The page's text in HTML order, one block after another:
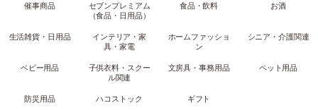
催事商品
セブンプレミアム
（食品・日用品）
食品・飲料 お酒
生活雑貨・日用品
インテリア・家
具・家電
ホームファッショ
ン
シニア・介護関連
ベビー用品
子供衣料・スクー
ル関連
文房具・事務用品 ペット用品
防災用品 ハコストック ギフト